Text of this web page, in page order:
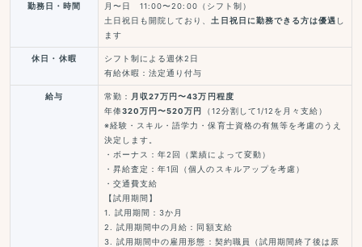
勤務日・時間
月〜日 11:00〜20:00（シフト制）
土日祝日も開院しており、 土日祝日に勤務できる方は優遇 し
ます
休日・休暇
シフト制による週休2日
有給休暇：法定通り付与
給与 常勤：
月収27万円〜43万円程度
年俸320万円〜520万円
（12分割して1/12を月々支給）
※経験・スキル・語学力・保育士資格の有無等を考慮のうえ
決定します。
・ボーナス：年2回（業績によって変動）
・昇給査定：年1回（個人のスキルアップを考慮）
・交通費支給
【試用期間】
1. 試用期間：3か月
2. 試用期間中の月給：同額支給
3. 試用期間中の雇用形態：契約職員（試用期間終了後は原